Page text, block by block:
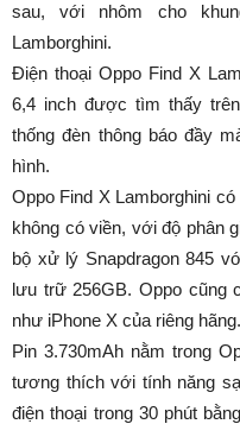
sau, với nhôm cho
Lamborghini.
Điện thoại Oppo Find X
6,4 inch được tìm thấy
thống đèn thông báo đầy
hình.
Oppo Find X Lamborghini
không có viền, với độ phân
bộ xử lý Snapdragon 845
lưu trữ 256GB. Oppo cũng
như iPhone X của riêng hãng.
Pin 3.730mAh nằm trong
tương thích với tính năng
điện thoại trong 30 phút